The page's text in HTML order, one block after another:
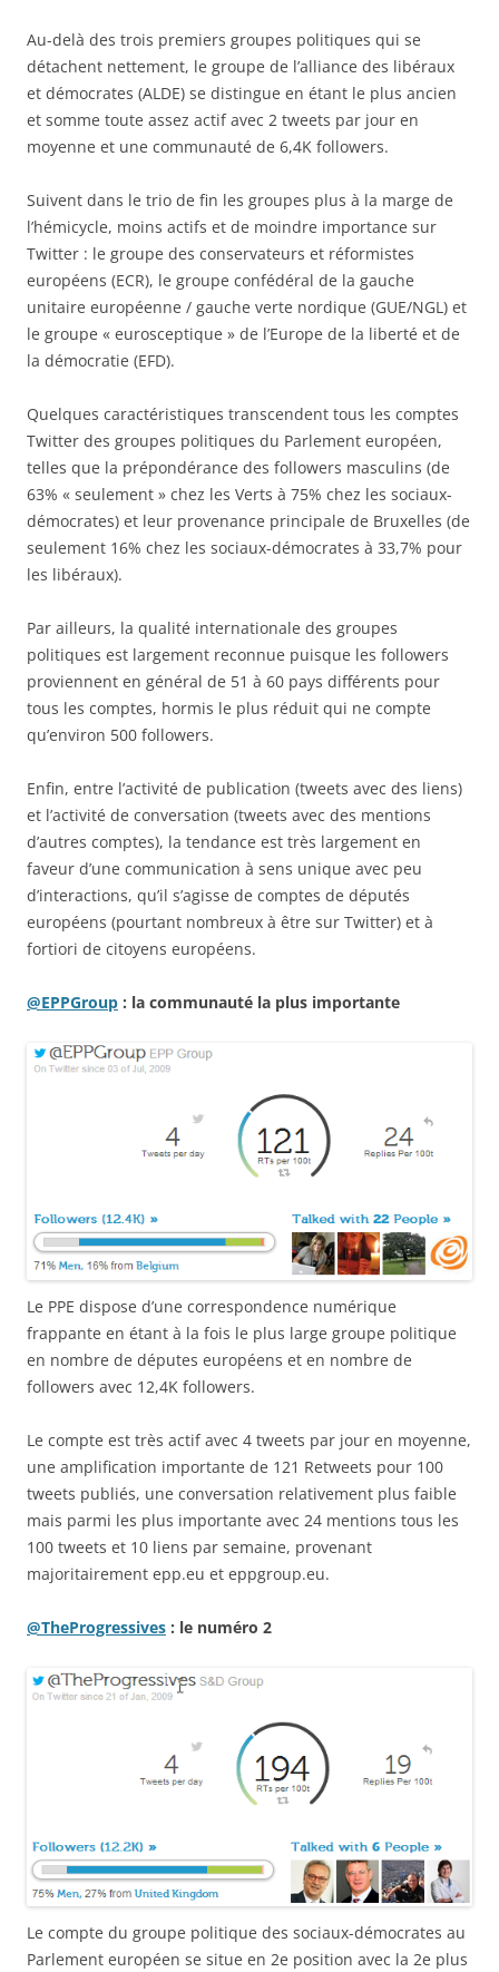
Au-delà des trois premiers groupes politiques qui se
détachent nettement, le groupe de l’alliance des libéraux
et démocrates (ALDE) se distingue en étant le plus ancien
et somme toute assez actif avec 2 tweets par jour en
moyenne et une communauté de 6,4K followers.
Suivent dans le trio de fin les groupes plus à la marge de
l’hémicycle, moins actifs et de moindre importance sur
Twitter : le groupe des conservateurs et réformistes
européens (ECR), le groupe confédéral de la gauche
unitaire européenne / gauche verte nordique (GUE/NGL) et
le groupe « eurosceptique » de l’Europe de la liberté et de
la démocratie (EFD).
Quelques caractéristiques transcendent tous les comptes
Twitter des groupes politiques du Parlement européen,
telles que la prépondérance des followers masculins (de
63% « seulement » chez les Verts à 75% chez les sociaux-
démocrates) et leur provenance principale de Bruxelles (de
seulement 16% chez les sociaux-démocrates à 33,7% pour
les libéraux).
Par ailleurs, la qualité internationale des groupes
politiques est largement reconnue puisque les followers
proviennent en général de 51 à 60 pays différents pour
tous les comptes, hormis le plus réduit qui ne compte
qu’environ 500 followers.
Enfin, entre l’activité de publication (tweets avec des liens)
et l’activité de conversation (tweets avec des mentions
d’autres comptes), la tendance est très largement en
faveur d’une communication à sens unique avec peu
d’interactions, qu’il s’agisse de comptes de députés
européens (pourtant nombreux à être sur Twitter) et à
fortiori de citoyens européens.
@EPPGroup : la communauté la plus importante
Le PPE dispose d’une correspondence numérique
frappante en étant à la fois le plus large groupe politique
en nombre de députes européens et en nombre de
followers avec 12,4K followers.
Le compte est très actif avec 4 tweets par jour en moyenne,
une amplification importante de 121 Retweets pour 100
tweets publiés, une conversation relativement plus faible
mais parmi les plus importante avec 24 mentions tous les
100 tweets et 10 liens par semaine, provenant
majoritairement epp.eu et eppgroup.eu.
@TheProgressives : le numéro 2
Le compte du groupe politique des sociaux-démocrates au
Parlement européen se situe en 2e position avec la 2e plus